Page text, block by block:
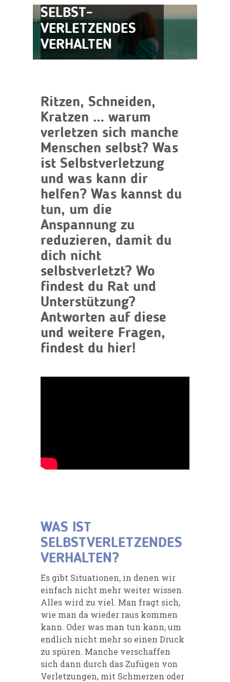
SELBST­
VERLETZENDES
VERHALTEN
Ritzen, Schneiden,
Kratzen … warum
verletzen sich manche
Menschen selbst? Was
ist Selbstverletzung
und was kann dir
helfen? Was kannst du
tun, um die
Anspannung zu
reduzieren, damit du
dich nicht
selbstverletzt? Wo
findest du Rat und
Unterstützung?
Antworten auf diese
und weitere Fragen,
findest du hier!
WAS IST
SELBSTVERLETZENDES
VERHALTEN?
Es gibt Situationen, in denen wir
einfach nicht mehr weiter wissen.
Alles wird zu viel. Man fragt sich,
wie man da wieder raus kommen
kann. Oder was man tun kann, um
endlich nicht mehr so einen Druck
zu spüren. Manche verschaffen
sich dann durch das Zufügen von
Verletzungen, mit Schmerzen oder